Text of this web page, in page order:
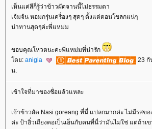
เห็นแค่สีก็รู้ว่าข้าวผัดจานนี้ไม่ธรรมดา
เจ้มจ้น หอมกรุ่นเครื่องๆ สุดๆ ตั้งแต่ตอนโขลกแน่ๆ
น่าทานสุดๆค่ะพี่แหม่ม
ขอบคุณโหวตนะคะพี่แหม่มที่น่ารัก
ดย: anigia
23 กั
น.
เข้าใจที่มาของชื่อแล้วแหละ
เจ้าข้าวผัด Nasi goreang ที่นี่ แปลกมากค่ะ ไม่มีรสขอ
ค่ะ ป้าอิ๋วเถียงคอเป็นเอ็นกับคนที่นี่ว่ามันไม่ใช่ แต่ถ้าเ